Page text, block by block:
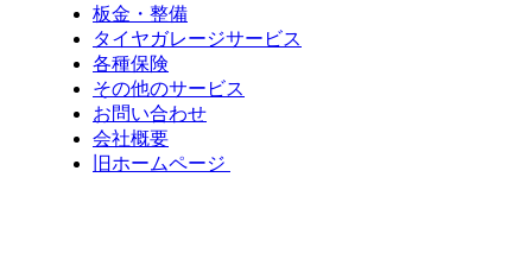
板金・整備
タイヤガレージサービス
各種保険
その他のサービス
お問い合わせ
会社概要
旧ホームページ